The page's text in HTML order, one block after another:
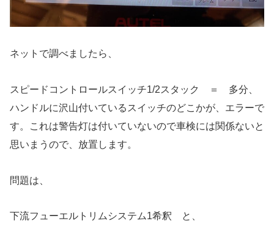
ネットで調べましたら、
スピードコントロールスイッチ1/2スタック ＝ 多分、
ハンドルに沢山付いているスイッチのどこかが、エラーで
す。これは警告灯は付いていないので車検には関係ないと
思いまうので、放置します。
問題は、
下流フューエルトリムシステム1希釈 と、